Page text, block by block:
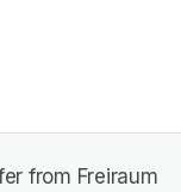
from Freiraum